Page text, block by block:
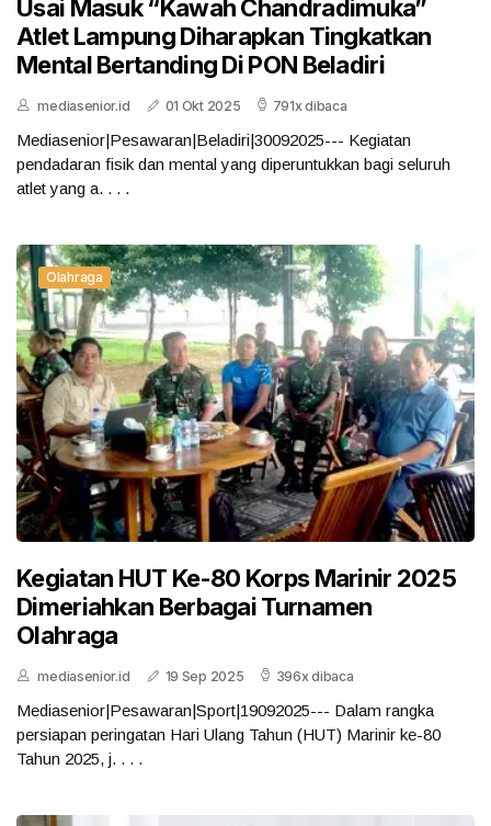
Usai Masuk “Kawah Chandradimuka”
Atlet Lampung Diharapkan Tingkatkan
Mental Bertanding Di PON Beladiri
mediasenior.id 01 Okt 2025 791x dibaca
Mediasenior|Pesawaran|Beladiri|30092025--- Kegiatan
pendadaran fisik dan mental yang diperuntukkan bagi seluruh
atlet yang a. . . .
Olahraga
Kegiatan HUT Ke-80 Korps Marinir 2025
Dimeriahkan Berbagai Turnamen
Olahraga
mediasenior.id 19 Sep 2025 396x dibaca
Mediasenior|Pesawaran|Sport|19092025--- Dalam rangka
persiapan peringatan Hari Ulang Tahun (HUT) Marinir ke-80
Tahun 2025, j. . . .